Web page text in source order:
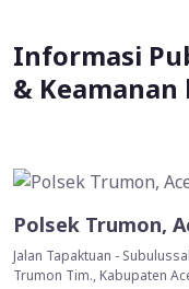
Informasi
& Keamanan
Polsek Trumon,
Jalan Tapaktuan -
Trumon Tim., Kabupaten